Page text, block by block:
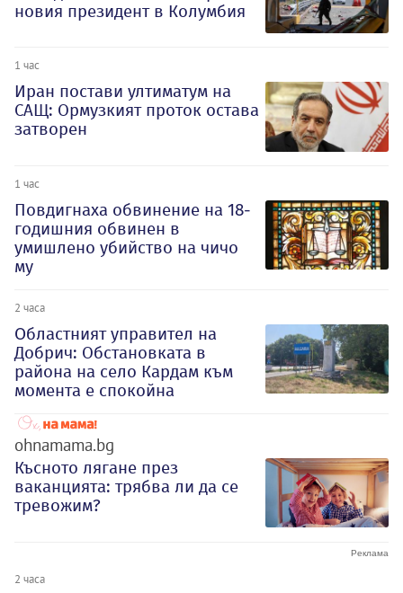
новия президент в Колумбия
1 час
Иран постави ултиматум на
САЩ: Ормузкият проток остава
затворен
1 час
Повдигнаха обвинение на 18-
годишния обвинен в
умишлено убийство на чичо
му
2 часа
Oбластният управител на
Добрич: Обстановката в
района на село Кардам към
момента е спокойна
ohnamama.bg
Късното лягане през
ваканцията: трябва ли да се
тревожим?
2 часа